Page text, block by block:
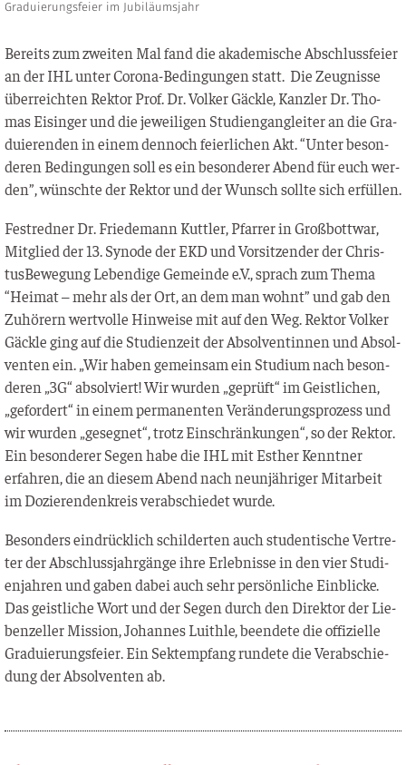
Graduierungsfeier im Jubiläumsjahr
Bereits zum zwei­ten Mal fand die aka­de­mi­sche Abschluss­fei­er
an der IHL unter Coro­na-Bedin­gun­gen statt. Die Zeug­nis­se
über­reich­ten Rek­tor Prof. Dr. Vol­ker Gäck­le, Kanz­ler Dr. Tho­
mas Eisin­ger und die jewei­li­gen Stu­di­en­g­an­g­lei­ter an die Gra­
du­ie­ren­den in einem den­noch fei­er­li­chen Akt. “Unter beson­
de­ren Bedin­gun­gen soll es ein beson­de­rer Abend für euch wer­
den”, wünsch­te der Rek­tor und der Wunsch soll­te sich erfüllen.
Fest­red­ner Dr. Frie­de­mann Kuttler, Pfar­rer in Groß­bot­t­war,
Mit­glied der 13. Syn­ode der EKD und Vor­sit­zen­der der Chris­
tus­Be­we­gung Leben­di­ge Gemein­de e.V., sprach zum The­ma
“Hei­mat – mehr als der Ort, an dem man wohnt” und gab den
Zuhö­rern wert­vol­le Hin­wei­se mit auf den Weg. Rek­tor Vol­ker
Gäck­le ging auf die Stu­di­en­zeit der Absol­ven­tin­nen und Absol­
ven­ten ein. „Wir haben gemein­sam ein Stu­di­um nach beson­
de­ren „3G“ absol­viert! Wir wur­den „geprüft“ im Geist­li­chen,
„gefor­dert“ in einem per­ma­nen­ten Ver­än­de­rungs­pro­zess und
wir wur­den „geseg­net“, trotz Ein­schrän­kun­gen“, so der Rek­tor.
Ein beson­de­rer Segen habe die IHL mit Esther Kennt­ner
erfah­ren, die an die­sem Abend nach neun­jäh­ri­ger Mit­ar­beit
im Dozie­ren­den­kreis ver­ab­schie­det wurde.
Beson­ders ein­drück­lich schil­der­ten auch stu­den­ti­sche Ver­tre­
ter der Abschluss­jahr­gän­ge ihre Erleb­nis­se in den vier Stu­di­
en­jah­ren und gaben dabei auch sehr per­sön­li­che Ein­bli­cke.
Das geist­li­che Wort und der Segen durch den Direk­tor der Lie­
ben­zel­ler Mis­si­on, Johan­nes Luith­le, been­de­te die offi­zi­el­le
Gra­du­ie­rungs­fei­er. Ein Sekt­emp­fang run­de­te die Ver­ab­schie­
dung der Absol­ven­ten ab.